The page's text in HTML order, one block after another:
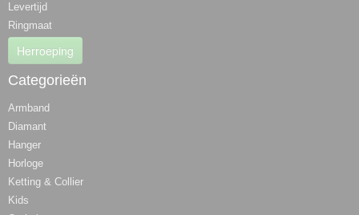
Levertijd
Ringmaat
Herroeping
Categorieën
Armband
Diamant
Hanger
Horloge
Ketting & Collier
Kids